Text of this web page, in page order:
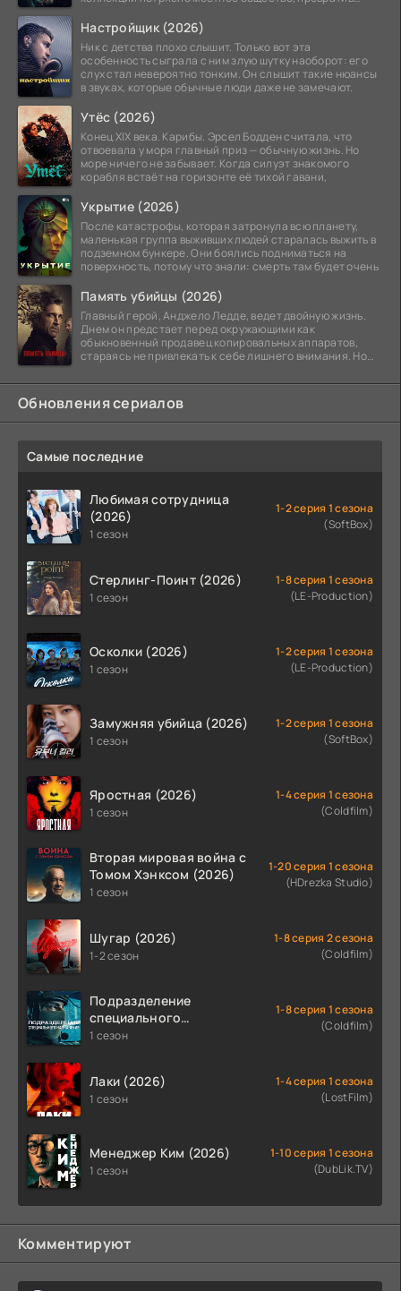
Настройщик (2026)
Ник с детства плохо слышит. Только вот эта
особенность сыграла с ним злую шутку наоборот: его
слух стал невероятно тонким. Он слышит такие нюансы
в звуках, которые обычные люди даже не замечают.
Утёс (2026)
Конец XIX века. Карибы. Эрсел Бодден считала, что
отвоевала у моря главный приз — обычную жизнь. Но
море ничего не забывает. Когда силуэт знакомого
корабля встаёт на горизонте её тихой гавани,
Укрытие (2026)
После катастрофы, которая затронула всю планету,
маленькая группа выживших людей старалась выжить в
подземном бункере. Они боялись подниматься на
поверхность, потому что знали: смерть там будет очень
Память убийцы (2026)
Главный герой, Анджело Ледде, ведет двойную жизнь.
Днем он предстает перед окружающими как
обыкновенный продавец копировальных аппаратов,
стараясь не привлекать к себе лишнего внимания. Но
Обновления сериалов
Самые последние
Любимая сотрудница
(2026)
1 сезон
1-2 серия 1 сезона
(SoftBox)
Стерлинг-Поинт (2026)
1 сезон
1-8 серия 1 сезона
(LE-Production)
Осколки (2026)
1 сезон
1-2 серия 1 сезона
(LE-Production)
Замужняя убийца (2026)
1 сезон
1-2 серия 1 сезона
(SoftBox)
Яростная (2026)
1 сезон
1-4 серия 1 сезона
(Coldfilm)
Вторая мировая война с
Томом Хэнксом (2026)
1 сезон
1-20 серия 1 сезона
(HDrezka Studio)
Шугар (2026)
1-2 сезон
1-8 серия 2 сезона
(Coldfilm)
Подразделение
специального
назначения (2026)
1 сезон
1-8 серия 1 сезона
(Coldfilm)
Лаки (2026)
1 сезон
1-4 серия 1 сезона
(LostFilm)
Менеджер Ким (2026)
1 сезон
1-10 серия 1 сезона
(DubLik.TV)
Комментируют